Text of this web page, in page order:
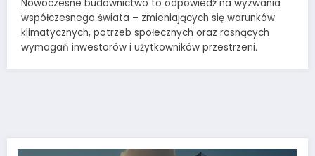
Nowoczesne budownictwo to odpowiedź na wyzwania
współczesnego świata – zmieniających się warunków
klimatycznych, potrzeb społecznych oraz rosnących
wymagań inwestorów i użytkowników przestrzeni.